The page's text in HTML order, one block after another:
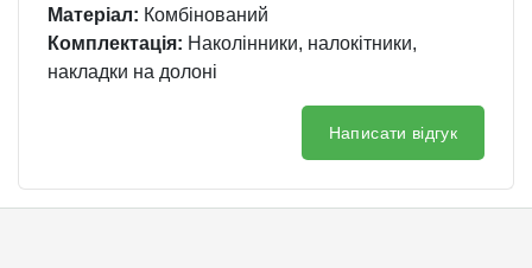
Матеріал: Комбінований
Комплектація: Наколінники, налокітники,
накладки на долоні
Написати відгук